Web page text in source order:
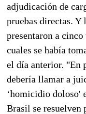
adjudicación de
pruebas directas.
presentaron a
cuales se había
el día anterior. "En
debería llamar a
‘homicidio doloso'
Brasil se resuelven